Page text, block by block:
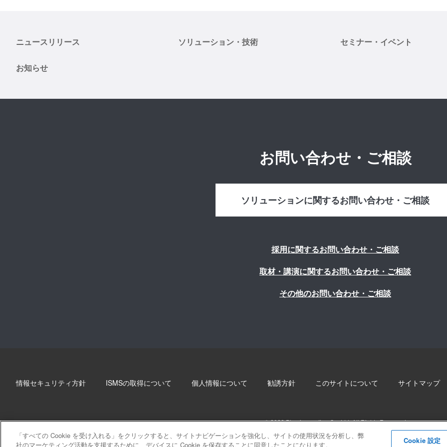
ニュースリリース ソリューション・技術 セミナー・イベント
お知らせ
お問い合わせ・ご相談
ソリューションに関するお問い合わせ・ご相談
採用に関するお問い合わせ・ご相談
取材・講演に関するお問い合わせ・ご相談
その他のお問い合わせ・ご相談
情報セキュリティ方針 ISMSの取得について 個人情報について 勧誘方針 このサイトについて サイトマップ
© 2022 Blue innovation Co.,Ltd. All Rights Reserved
「すべての Cookie を受け入れる」をクリックすると、サイトナビゲーションを強化し、サイトの使用状況を分析し、弊
社のマーケティング活動を支援するために、デバイスに Cookie を保存することに同意したことになります。
Cookie 設定